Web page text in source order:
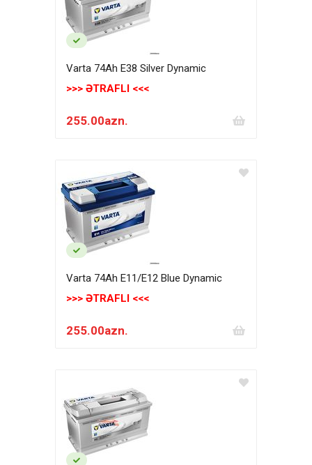
Varta 74Ah E38 Silver Dynamic
>>> ƏTRAFLI <<<
255.00azn.
Varta 74Ah E11/E12 Blue Dynamic
>>> ƏTRAFLI <<<
255.00azn.